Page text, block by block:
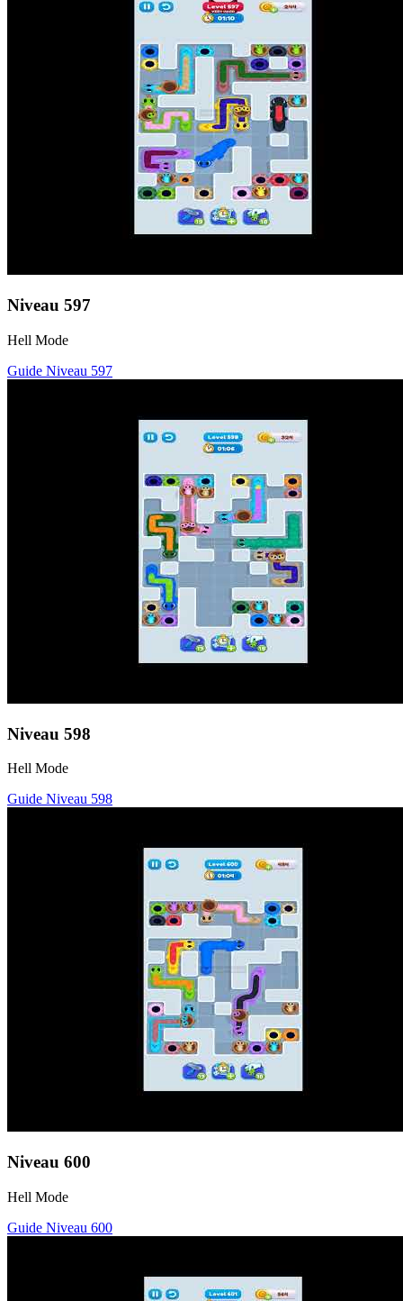
Niveau 597
Hell Mode
Guide Niveau 597
Niveau 598
Hell Mode
Guide Niveau 598
Niveau 600
Hell Mode
Guide Niveau 600